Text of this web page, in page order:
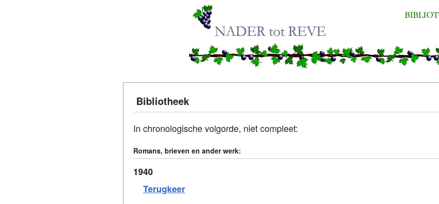
Bibliotheek
In chronologische volgorde, niet compleet:
Romans, brieven en ander werk:
1940
Terugkeer